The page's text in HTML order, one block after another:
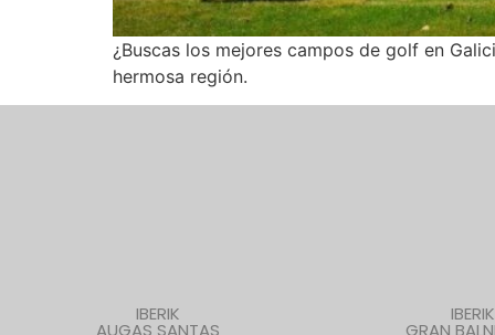
¿Buscas los mejores campos de golf en
hermosa región.
IBERIK
AUGAS SANTAS
IBERIK
GRAN